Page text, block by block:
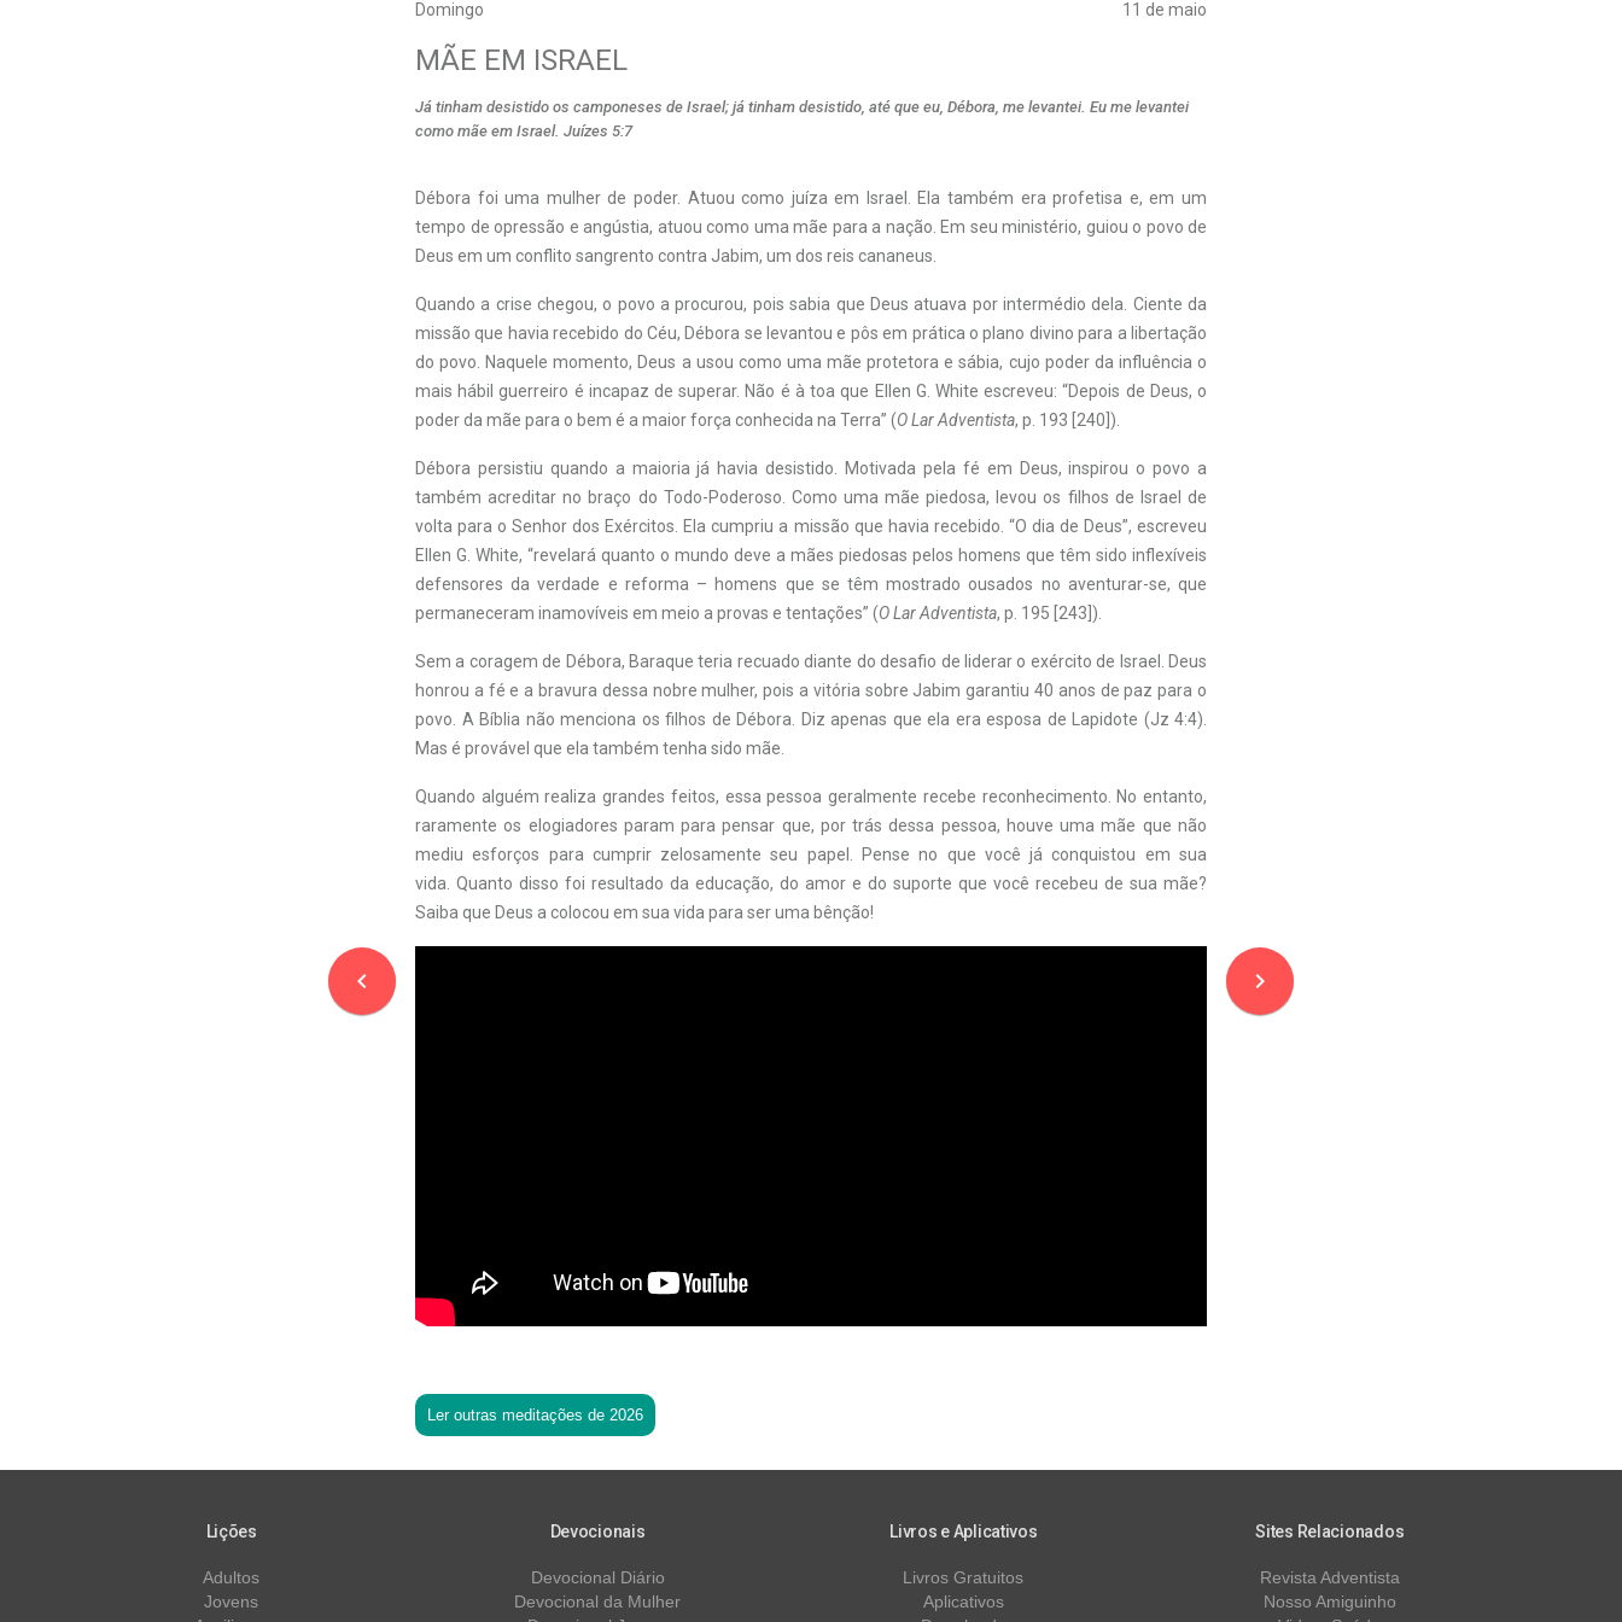
Domingo 11 de maio
navigate_before
MÃE EM ISRAEL
Já tinham desistido os camponeses de Israel; já tinham desistido, até que eu, Débora, me levantei. Eu me levantei
como mãe em Israel. Juízes 5:7
Débora foi uma mulher de poder. Atuou como juíza em Israel. Ela também era profetisa e, em um
tempo de opressão e angústia, atuou como uma mãe para a nação. Em seu ministério, guiou o povo de
Deus em um conflito sangrento contra Jabim, um dos reis cananeus.
Quando a crise chegou, o povo a procurou, pois sabia que Deus atuava por intermédio dela. Ciente da
missão que havia recebido do Céu, Débora se levantou e pôs em prática o plano divino para a libertação
do povo. Naquele momento, Deus a usou como uma mãe protetora e sábia, cujo poder da influência o
mais hábil guerreiro é incapaz de superar. Não é à toa que Ellen G. White escreveu: “Depois de Deus, o
poder da mãe para o bem é a maior força conhecida na Terra” (O Lar Adventista, p. 193 [240]).
Débora persistiu quando a maioria já havia desistido. Motivada pela fé em Deus, inspirou o povo a
também acreditar no braço do Todo-Poderoso. Como uma mãe piedosa, levou os filhos de Israel de
volta para o Senhor dos Exércitos. Ela cumpriu a missão que havia recebido. “O dia de Deus”, escreveu
Ellen G. White, “revelará quanto o mundo deve a mães piedosas pelos homens que têm sido inflexíveis
defensores da verdade e reforma – homens que se têm mostrado ousados no aventurar-se, que
permaneceram inamovíveis em meio a provas e tentações” (O Lar Adventista, p. 195 [243]).
Sem a coragem de Débora, Baraque teria recuado diante do desafio de liderar o exército de Israel. Deus
honrou a fé e a bravura dessa nobre mulher, pois a vitória sobre Jabim garantiu 40 anos de paz para o
povo. A Bíblia não menciona os filhos de Débora. Diz apenas que ela era esposa de Lapidote (Jz 4:4).
Mas é provável que ela também tenha sido mãe.
Quando alguém realiza grandes feitos, essa pessoa geralmente recebe reconhecimento. No entanto,
raramente os elogiadores param para pensar que, por trás dessa pessoa, houve uma mãe que não
mediu esforços para cumprir zelosamente seu papel. Pense no que você já conquistou em sua
vida. Quanto disso foi resultado da educação, do amor e do suporte que você recebeu de sua mãe?
Saiba que Deus a colocou em sua vida para ser uma bênção!
Ler outras meditações de 2026
navigate_next
Lições
Adultos
Jovens
Devocionais
Devocional Diário
Devocional da Mulher
Livros e Aplicativos
Livros Gratuitos
Aplicativos
Sites Relacionados
Revista Adventista
Nosso Amiguinho